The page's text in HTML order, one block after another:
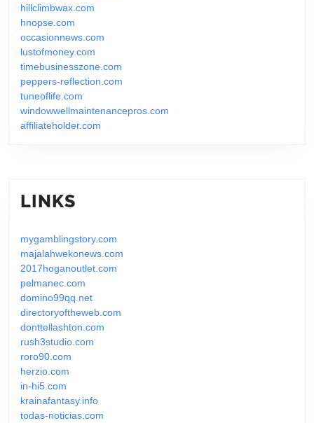
hillclimbwax.com
hnopse.com
occasionnews.com
lustofmoney.com
timebusinesszone.com
peppers-reflection.com
tuneoflife.com
windowwellmaintenancepros.com
affiliateholder.com
LINKS
mygamblingstory.com
majalahwekonews.com
2017hoganoutlet.com
pelmanec.com
domino99qq.net
directoryoftheweb.com
donttellashton.com
rush3studio.com
roro90.com
herzio.com
in-hi5.com
krainafantasy.info
todas-noticias.com